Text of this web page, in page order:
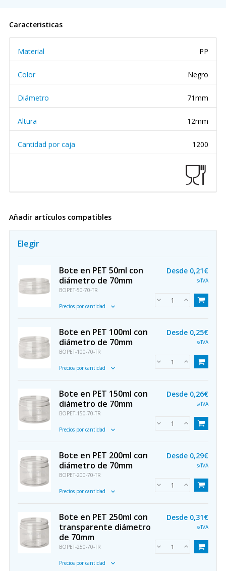
Caracteristicas
Material PP
Color Negro
Diámetro 71mm
Altura 12mm
Cantidad por caja 1200
Añadir artículos compatibles
Elegir
Bote en PET 50ml con
diámetro de 70mm
BOPET-50-70-TR
Precios por cantidad
Desde 0,21€
s/IVA
Bote en PET 100ml con
diámetro de 70mm
BOPET-100-70-TR
Precios por cantidad
Desde 0,25€
s/IVA
Bote en PET 150ml con
diámetro de 70mm
BOPET-150-70-TR
Precios por cantidad
Desde 0,26€
s/IVA
Bote en PET 200ml con
diámetro de 70mm
BOPET-200-70-TR
Precios por cantidad
Desde 0,29€
s/IVA
Bote en PET 250ml con
transparente diámetro
de 70mm
BOPET-250-70-TR
Precios por cantidad
Desde 0,31€
s/IVA